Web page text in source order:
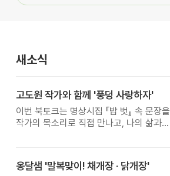
새소식
고도원 작가와 함께 '풍덩 사랑하자'
이번 북토크는 명상시집 『밥 벗』 속 문장을
작가의 목소리로 직접 만나고, 나의 삶과
옹달샘 '말복맞이! 채개장 · 닭개장'